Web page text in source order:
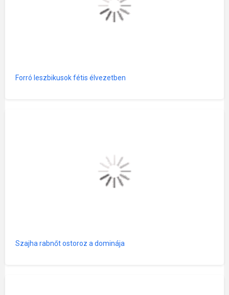
Forró leszbikusok fétis élvezetben
Szajha rabnőt ostoroz a dominája